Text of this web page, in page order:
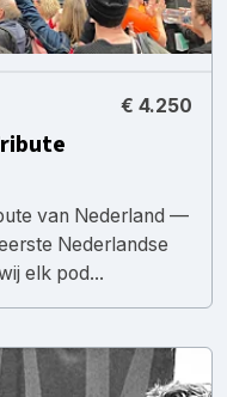
€ 4.250
van Nederland —
Nederlandse
elk pod...